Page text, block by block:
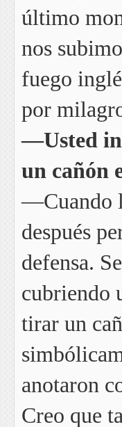
último
nos
fuego
por
—Usted
un cañón
—Cuando
después
defensa.
cubriendo
tirar un
anotaron
Creo que